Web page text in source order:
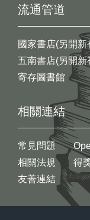
流通管道
國家書店(另開新
五南書店(另開新
寄存圖書館
相關連結
常見問題
相關法規
友善連結
得